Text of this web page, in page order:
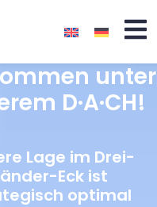
unter
D·A·CH!
Lage im Drei-
Eck ist
optimal